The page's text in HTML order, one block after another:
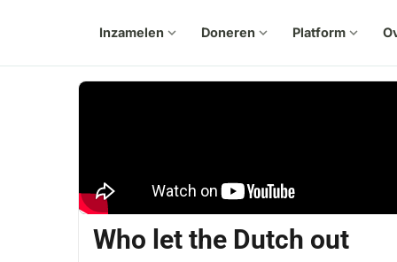
Inzamelen expand_more Doneren expand_more Platform expand_more
Who let the Dutch out